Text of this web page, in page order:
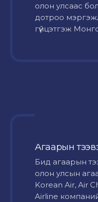
олон улсаас
дотроо
гүйцэтгэж
Агаарын
Бид агаарын
олон улсын
Korean Air, Air
Airline